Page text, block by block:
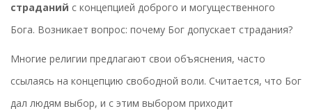
страданий с концепцией доброго и могущественного
Бога. Возникает вопрос: почему Бог допускает страдания?
Многие религии предлагают свои объяснения, часто
ссылаясь на концепцию свободной воли. Считается, что Бог
дал людям выбор, и с этим выбором приходит